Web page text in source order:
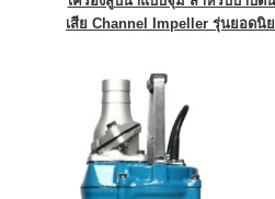
เสีย Channel Impeller รุ่นยอดนิ